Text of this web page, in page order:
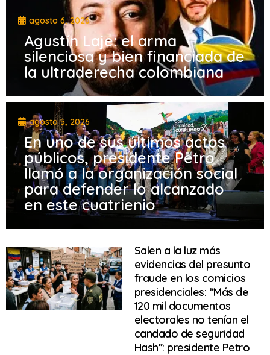
agosto 6, 2026
Agustín Laje: el arma
silenciosa y bien financiada de
la ultraderecha colombiana
agosto 5, 2026
En uno de sus últimos actos
públicos, presidente Petro
llamó a la organización social
para defender lo alcanzado
en este cuatrienio
Salen a la luz más
evidencias del presunto
fraude en los comicios
presidenciales: “Más de
120 mil documentos
electorales no tenían el
candado de seguridad
Hash”: presidente Petro